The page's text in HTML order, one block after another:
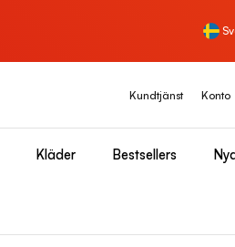
Land/
Kundtjänst Konto
Kläder Bestsellers